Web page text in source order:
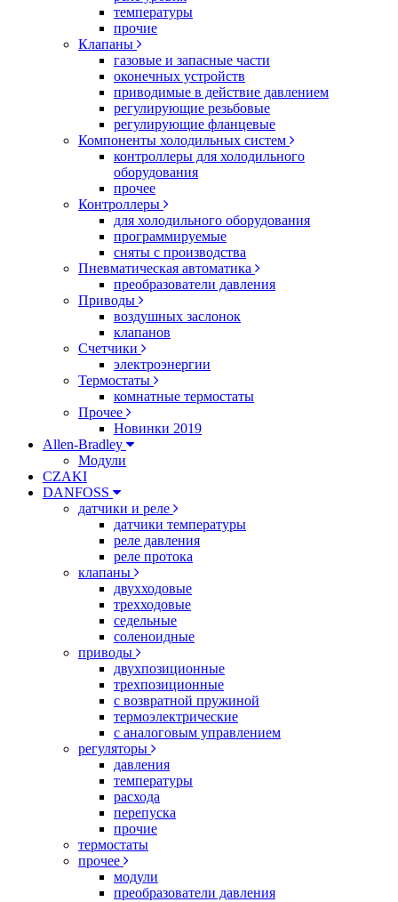
температуры
прочие
Клапаны
газовые и запасные части
оконечных устройств
приводимые в действие давлением
регулирующие резьбовые
регулирующие фланцевые
Компоненты холодильных систем
контроллеры для холодильного
оборудования
прочее
Контроллеры
для холодильного оборудования
программируемые
сняты с производства
Пневматическая автоматика
преобразователи давления
Приводы
воздушных заслонок
клапанов
Счетчики
электроэнергии
Термостаты
комнатные термостаты
Прочее
Новинки 2019
Allen-Bradley
Модули
CZAKI
DANFOSS
датчики и реле
датчики температуры
реле давления
реле протока
клапаны
двухходовые
трехходовые
седельные
соленоидные
приводы
двухпозиционные
трехпозиционные
с возвратной пружиной
термоэлектрические
с аналоговым управлением
регуляторы
давления
температуры
расхода
перепуска
прочие
термостаты
прочее
модули
преобразователи давления